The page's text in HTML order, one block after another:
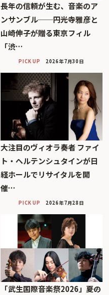
長年の信頼が生む、音楽のア
ンサンブル──円光寺雅彦と
山崎伸子が贈る東京フィル
「渋…
PICK UP 2026年7月30日
大注目のヴィオラ奏者 ファイ
ト・ヘルテンシュタインが日
経ホールでリサイタルを開
催…
PICK UP 2026年7月28日
「武生国際音楽祭2026」――夏の